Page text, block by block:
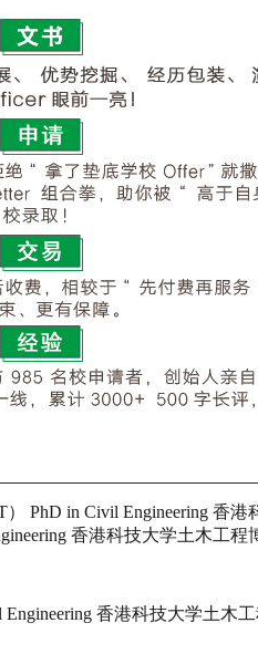
PhD in Civil Engineering 香
香港科技大学土木工
Engineering 香港科技大学土木